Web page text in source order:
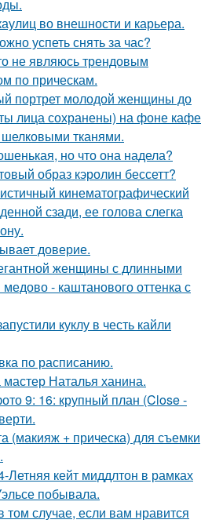
во внешности и карьера.
успеть снять за час?
не являюсь трендовым
по прическам.
портрет молодой женщины до
лица сохранены) на фоне кафе
тканями.
но что она надела?
образ кэролин бессетт?
кинематографический
сзади, ее голова слегка
доверие.
женщины с длинными
- каштанового оттенка с
куклу в честь кайли
по расписанию.
Наталья ханина.
9: 16: крупный план (Close -
(макияж + прическа) для съемки
Летняя кейт миддлтон в рамках
побывала.
том случае, если вам нравится